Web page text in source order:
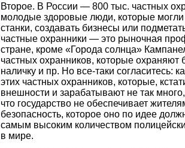
Второе. В России — 800 тыс. частных
молодые здоровые люди, которые могли
станки, создавать бизнесы или
частные охранники — это рыночная
стране, кроме «Города солнца»
частных охранников, которые охраняют
наличку и пр. Но все-таки согласитесь:
этих частных охранников, которые,
внешности и зарабатывают не так
что государство не обеспечивает
безопасность, которое оно по идее
самым высоким количеством
в мире.